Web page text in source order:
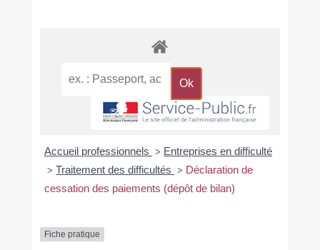
Accueil professionnels > Entreprises en difficulté
> Traitement des difficultés > Déclaration de
cessation des paiements (dépôt de bilan)
Fiche pratique